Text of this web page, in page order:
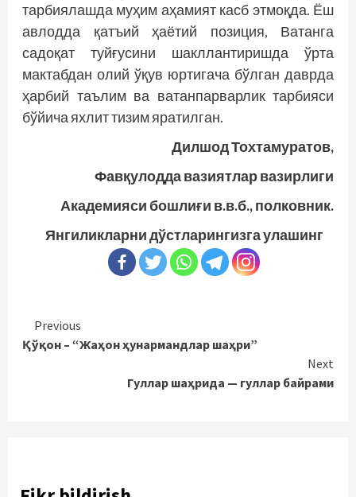
тарбиялашда муҳим аҳамият касб этмоқда. Ёш
авлодда қатъий ҳаётий позиция, Ватанга
садоқат туйғусини шакллантиришда ўрта
мактабдан олий ўқув юртигача бўлган даврда
ҳарбий таълим ва ватанпарварлик тарбияси
бўйича яхлит тизим яратилган.
Дилшод Тохтамуратов,
Фавқулодда вазиятлар вазирлиги
Академияси бошлиғи в.в.б., полковник.
Янгиликларни дўстларингизга улашинг
Continue
Reading
Previous
Қўқон – “Жаҳон ҳунармандлар шаҳри”
Next
Гуллар шаҳрида — гуллар байрами